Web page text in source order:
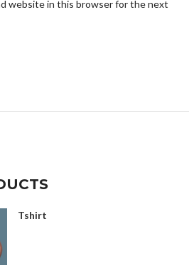
website in this browser for the next
Tshirt